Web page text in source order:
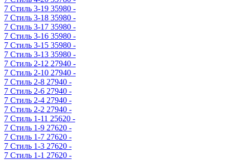
7 Стиль 3-19 35980 -
7 Стиль 3-18 35980 -
7 Стиль 3-17 35980 -
7 Стиль 3-16 35980 -
7 Стиль 3-15 35980 -
7 Стиль 3-13 35980 -
7 Стиль 2-12 27940 -
7 Стиль 2-10 27940 -
7 Стиль 2-8 27940 -
7 Стиль 2-6 27940 -
7 Стиль 2-4 27940 -
7 Стиль 2-2 27940 -
7 Стиль 1-11 25620 -
7 Стиль 1-9 27620 -
7 Стиль 1-7 27620 -
7 Стиль 1-3 27620 -
7 Стиль 1-1 27620 -